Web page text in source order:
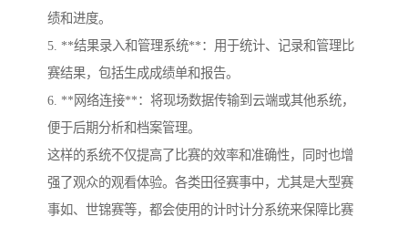
绩和进度。
5. **结果录入和管理系统**：用于统计、记录和管理比
赛结果，包括生成成绩单和报告。
6. **网络连接**：将现场数据传输到云端或其他系统，
便于后期分析和档案管理。
这样的系统不仅提高了比赛的效率和准确性，同时也增
强了观众的观看体验。各类田径赛事中，尤其是大型赛
事如、世锦赛等，都会使用的计时计分系统来保障比赛